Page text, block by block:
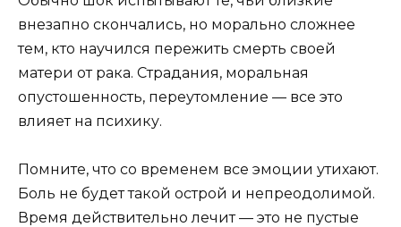
внезапно скончались, но морально сложнее
тем, кто научился пережить смерть своей
матери от рака. Страдания, моральная
опустошенность, переутомление — все это
влияет на психику.
Помните, что со временем все эмоции утихают.
Боль не будет такой острой и непреодолимой.
Время действительно лечит — это не пустые